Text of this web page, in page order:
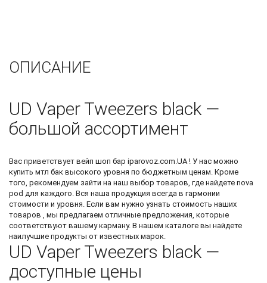
ОПИСАНИЕ
UD Vaper Tweezers black —
большой ассортимент
Вас приветствует вейп шоп бар iparovoz.com.UA ! У нас можно
купить мтл бак высокого уровня по бюджетным ценам. Кроме
того, рекомендуем зайти на наш выбор товаров, где найдете nova
pod для каждого. Вся наша продукция всегда в гармонии
стоимости и уровня. Если вам нужно узнать стоимость наших
товаров , мы предлагаем отличные предложения, которые
соответствуют вашему карману. В нашем каталоге вы найдете
наилучшие продукты от известных марок.
UD Vaper Tweezers black —
доступные цены